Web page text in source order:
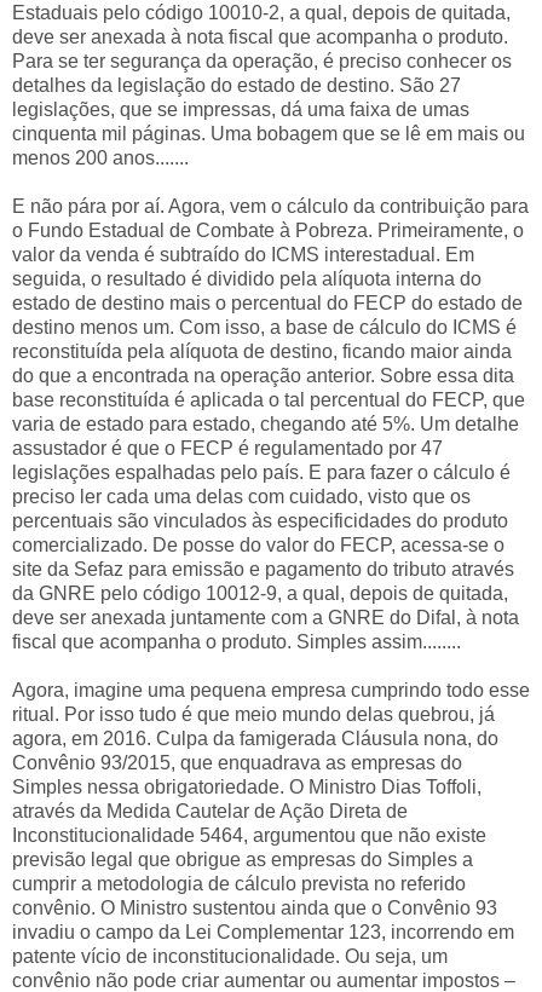
Estaduais pelo código 10010-2, a qual, depois de quitada,
deve ser anexada à nota fiscal que acompanha o produto.
Para se ter segurança da operação, é preciso conhecer os
detalhes da legislação do estado de destino. São 27
legislações, que se impressas, dá uma faixa de umas
cinquenta mil páginas. Uma bobagem que se lê em mais ou
menos 200 anos.......
E não pára por aí. Agora, vem o cálculo da contribuição para
o Fundo Estadual de Combate à Pobreza. Primeiramente, o
valor da venda é subtraído do ICMS interestadual. Em
seguida, o resultado é dividido pela alíquota interna do
estado de destino mais o percentual do FECP do estado de
destino menos um. Com isso, a base de cálculo do ICMS é
reconstituída pela alíquota de destino, ficando maior ainda
do que a encontrada na operação anterior. Sobre essa dita
base reconstituída é aplicada o tal percentual do FECP, que
varia de estado para estado, chegando até 5%. Um detalhe
assustador é que o FECP é regulamentado por 47
legislações espalhadas pelo país. E para fazer o cálculo é
preciso ler cada uma delas com cuidado, visto que os
percentuais são vinculados às especificidades do produto
comercializado. De posse do valor do FECP, acessa-se o
site da Sefaz para emissão e pagamento do tributo através
da GNRE pelo código 10012-9, a qual, depois de quitada,
deve ser anexada juntamente com a GNRE do Difal, à nota
fiscal que acompanha o produto. Simples assim........
Agora, imagine uma pequena empresa cumprindo todo esse
ritual. Por isso tudo é que meio mundo delas quebrou, já
agora, em 2016. Culpa da famigerada Cláusula nona, do
Convênio 93/2015, que enquadrava as empresas do
Simples nessa obrigatoriedade. O Ministro Dias Toffoli,
através da Medida Cautelar de Ação Direta de
Inconstitucionalidade 5464, argumentou que não existe
previsão legal que obrigue as empresas do Simples a
cumprir a metodologia de cálculo prevista no referido
convênio. O Ministro sustentou ainda que o Convênio 93
invadiu o campo da Lei Complementar 123, incorrendo em
patente vício de inconstitucionalidade. Ou seja, um
convênio não pode criar aumentar ou aumentar impostos –